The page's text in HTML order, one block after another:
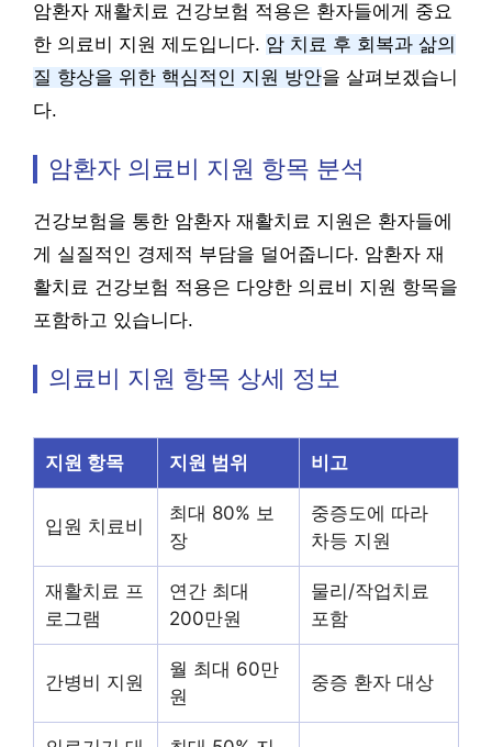
암환자 재활치료 건강보험 적용은 환자들에게 중요
한 의료비 지원 제도입니다. 암 치료 후 회복과 삶의
질 향상을 위한 핵심적인 지원 방안을 살펴보겠습니
다.
암환자 의료비 지원 항목 분석
건강보험을 통한 암환자 재활치료 지원은 환자들에
게 실질적인 경제적 부담을 덜어줍니다. 암환자 재
활치료 건강보험 적용은 다양한 의료비 지원 항목을
포함하고 있습니다.
의료비 지원 항목 상세 정보
지원 항목 지원 범위 비고
입원 치료비
최대 80% 보
장
중증도에 따라
차등 지원
재활치료 프
로그램
연간 최대
200만원
물리/작업치료
포함
간병비 지원
월 최대 60만
원
중증 환자 대상